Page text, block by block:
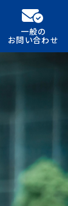
一般の
お問い合わせ